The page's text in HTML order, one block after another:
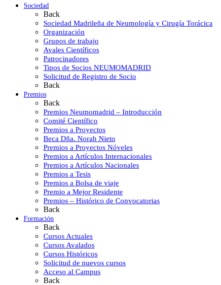
Sociedad
Back
Sociedad Madrileña de Neumología y Cirugía Torácica
Organización
Grupos de trabajo
Avales Científicos
Patrocinadores
Tipos de Socios NEUMOMADRID
Solicitud de Registro de Socio
Back
Premios
Back
Premios Neumomadrid – Introducción
Comité Científico
Premios a Proyectos
Beca Dña. Norah Nieto
Premios a Proyectos Nóveles
Premios a Artículos Internacionales
Premios a Artículos Nacionales
Premios a Tesis
Premios a Bolsa de viaje
Premio a Mejor Residente
Premios – Histórico de Convocatorias
Back
Formación
Back
Cursos Actuales
Cursos Avalados
Cursos Históricos
Solicitud de nuevos cursos
Acceso al Campus
Back